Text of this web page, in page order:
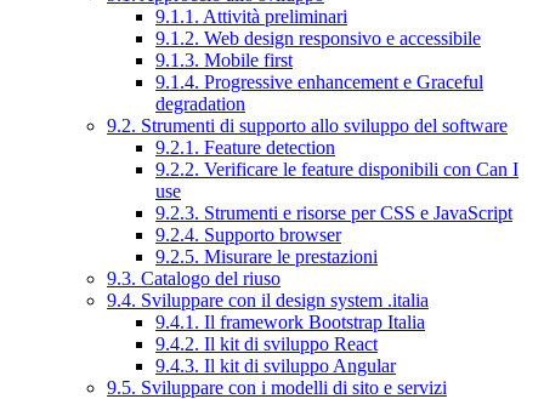
9.1.1. Attività preliminari
9.1.2. Web design responsivo e accessibile
9.1.3. Mobile first
9.1.4. Progressive enhancement e Graceful
degradation
9.2. Strumenti di supporto allo sviluppo del software
9.2.1. Feature detection
9.2.2. Verificare le feature disponibili con Can I
use
9.2.3. Strumenti e risorse per CSS e JavaScript
9.2.4. Supporto browser
9.2.5. Misurare le prestazioni
9.3. Catalogo del riuso
9.4. Sviluppare con il design system .italia
9.4.1. Il framework Bootstrap Italia
9.4.2. Il kit di sviluppo React
9.4.3. Il kit di sviluppo Angular
9.5. Sviluppare con i modelli di sito e servizi